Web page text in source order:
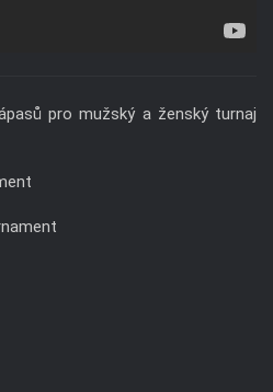
pro mužský a ženský turnaj